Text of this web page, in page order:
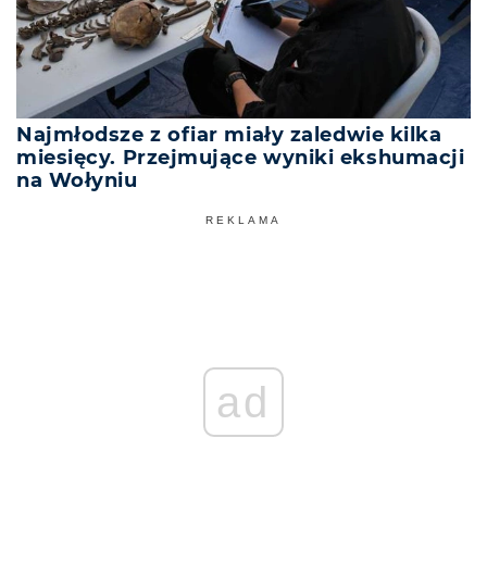
Najmłodsze z ofiar miały zaledwie kilka
miesięcy. Przejmujące wyniki ekshumacji
na Wołyniu
REKLAMA
ad